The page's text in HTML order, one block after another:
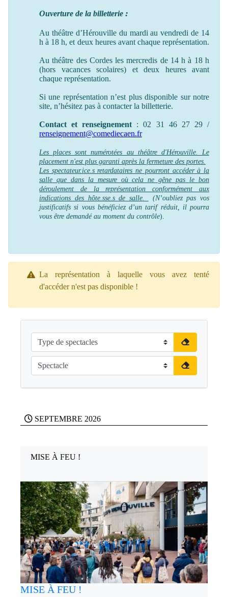
Ouverture de la billetterie :
Au théâtre d’Hérouville du mardi au vendredi de 14
h à 18 h, et deux heures avant chaque représentation.
Au théâtre des Cordes les mercredis de 14 h à 18 h
(hors vacances scolaires) et deux heures avant
chaque représentation.
Si une représentation n’est plus disponible sur notre
site, n’hésitez pas à contacter la billetterie.
Contact et renseignement : 02 31 46 27 29 /
renseignement@comediecaen.fr
Les places sont numérotées au théâtre d'Hérouville. Le
placement n'est plus garanti après la fermeture des portes.
Les spectateur.ice.s retardataires ne pourront accéder à la
salle que dans la mesure où cela ne gêne pas le bon
déroulement de la représentation conformément aux
indications des hôte.sse.s de salle.
(N’oubliez pas vos
justificatifs si vous bénéficiez d’un tarif réduit, il pourra
vous être demandé au moment du contrôle).
La représentation à laquelle vous avez tenté
d'accéder n'est pas disponible !
SEPTEMBRE 2026
MISE À FEU !
MISE À FEU !